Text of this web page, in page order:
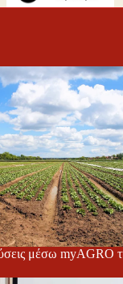
μέσω myAGRO